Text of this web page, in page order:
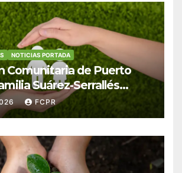
NOTICIAS PORTADA
Comunitaria de Puerto
Suárez-Serrallés
para
hogares y albergues
FCPR